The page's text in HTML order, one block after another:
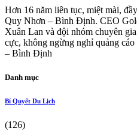
Hơn 16 năm liên tục, miệt mài,
Quy Nhơn – Bình Định. CEO
Xuân Lan và đội nhóm chuyên
cực, không ngừng nghỉ quảng
– Bình Định
Danh mục
Bí Quyết Du Lịch
(126)